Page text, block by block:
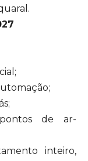
de ar-
inteiro,